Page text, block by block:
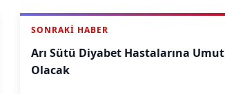
SONRAKI HABER
Arı Sütü Diyabet Hastalarına Umut
Olacak